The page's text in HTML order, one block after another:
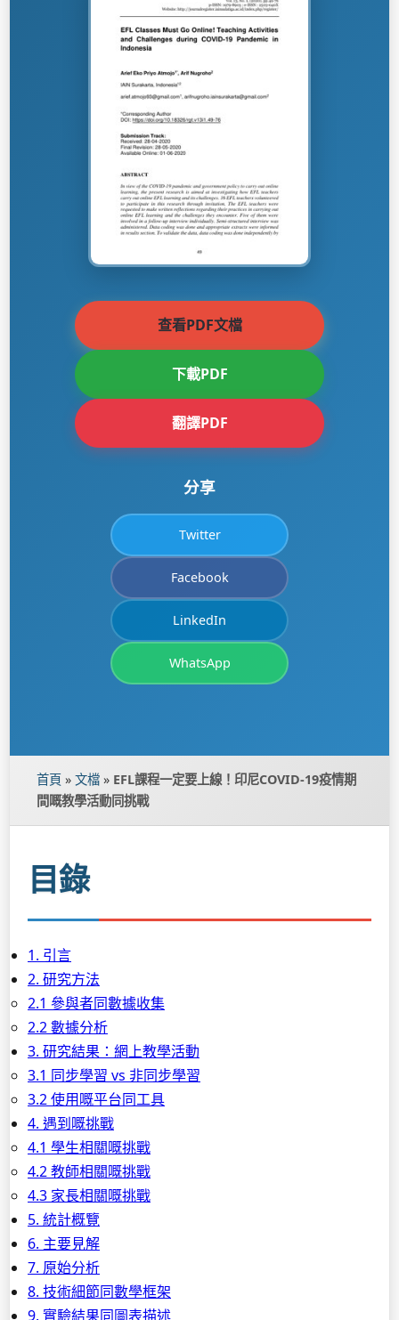
查看PDF文檔
下載PDF
翻譯PDF
分享
Twitter
Facebook
LinkedIn
WhatsApp
首頁 » 文檔 » EFL課程一定要上線！印尼COVID-19疫情期
間嘅教學活動同挑戰
目錄
1. 引言
2. 研究方法
2.1 參與者同數據收集
2.2 數據分析
3. 研究結果：網上教學活動
3.1 同步學習 vs 非同步學習
3.2 使用嘅平台同工具
4. 遇到嘅挑戰
4.1 學生相關嘅挑戰
4.2 教師相關嘅挑戰
4.3 家長相關嘅挑戰
5. 統計概覽
6. 主要見解
7. 原始分析
8. 技術細節同數學框架
9. 實驗結果同圖表描述